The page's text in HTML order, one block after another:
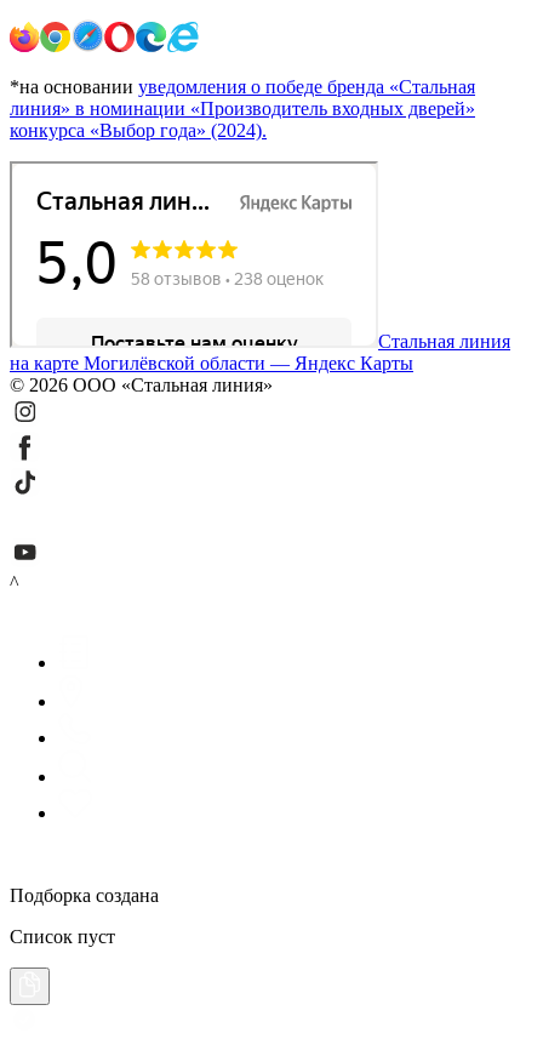
*на основании уведомления о победе бренда «Стальная
линия» в номинации «Производитель входных дверей»
конкурса «Выбор года» (2024).
Стальная линия
на карте Могилёвской области — Яндекс Карты
© 2026 ООО «Стальная линия»
^
Подборка создана
Список пуст